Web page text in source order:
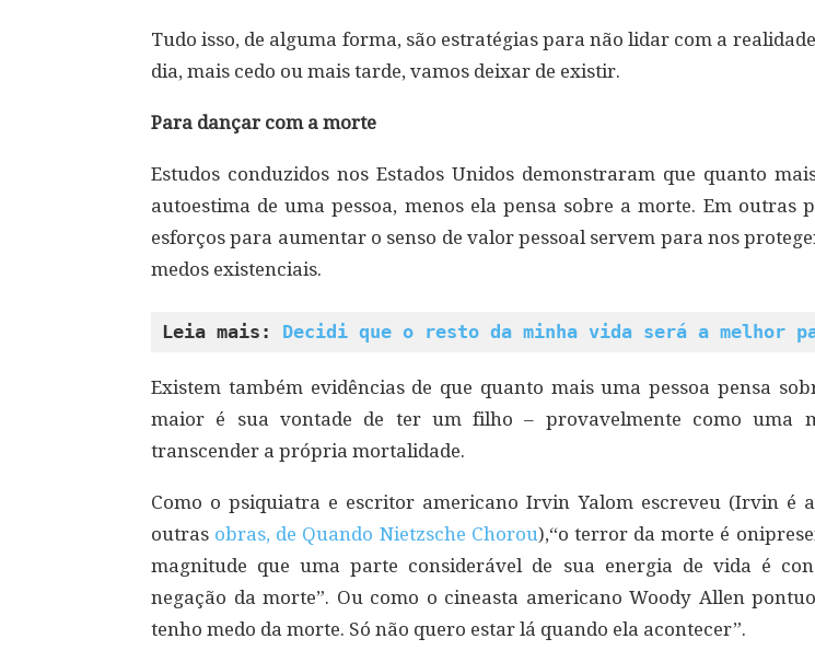
Tudo isso, de alguma forma, são estratégias para não lidar com a
dia, mais cedo ou mais tarde, vamos deixar de existir.
Para dançar com a morte
Estudos conduzidos nos Estados Unidos demonstraram que quanto
autoestima de uma pessoa, menos ela pensa sobre a morte. Em outras
esforços para aumentar o senso de valor pessoal servem para nos
medos existenciais.
Leia mais: Decidi que o resto da minha vida será a melhor
Existem também evidências de que quanto mais uma pessoa pensa
maior é sua vontade de ter um filho – provavelmente como uma
transcender a própria mortalidade.
Como o psiquiatra e escritor americano Irvin Yalom escreveu (Irvin é
outras obras, de Quando Nietzsche Chorou),“o terror da morte é
magnitude que uma parte considerável de sua energia de vida é
negação da morte”. Ou como o cineasta americano Woody Allen
tenho medo da morte. Só não quero estar lá quando ela acontecer”.